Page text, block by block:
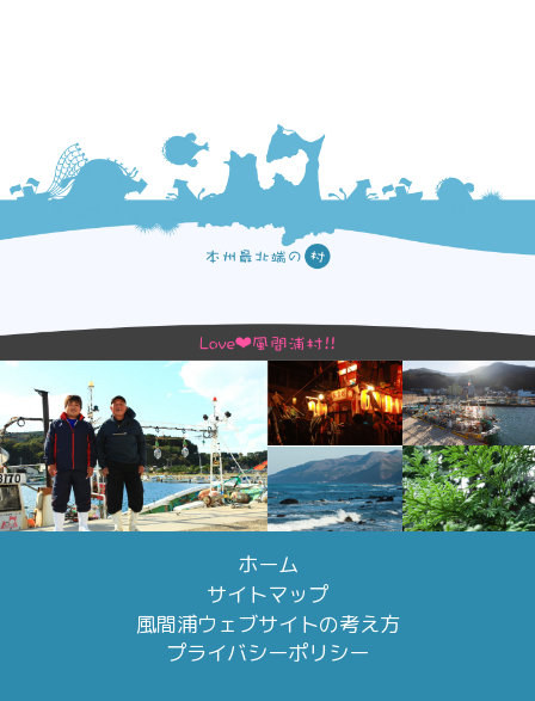
ホーム
サイトマップ
風間浦ウェブサイトの考え方
プライバシーポリシー